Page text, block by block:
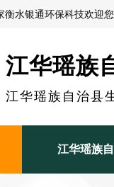
水银通环保科技欢迎
江华瑶族
江华瑶族自治县
江华瑶族